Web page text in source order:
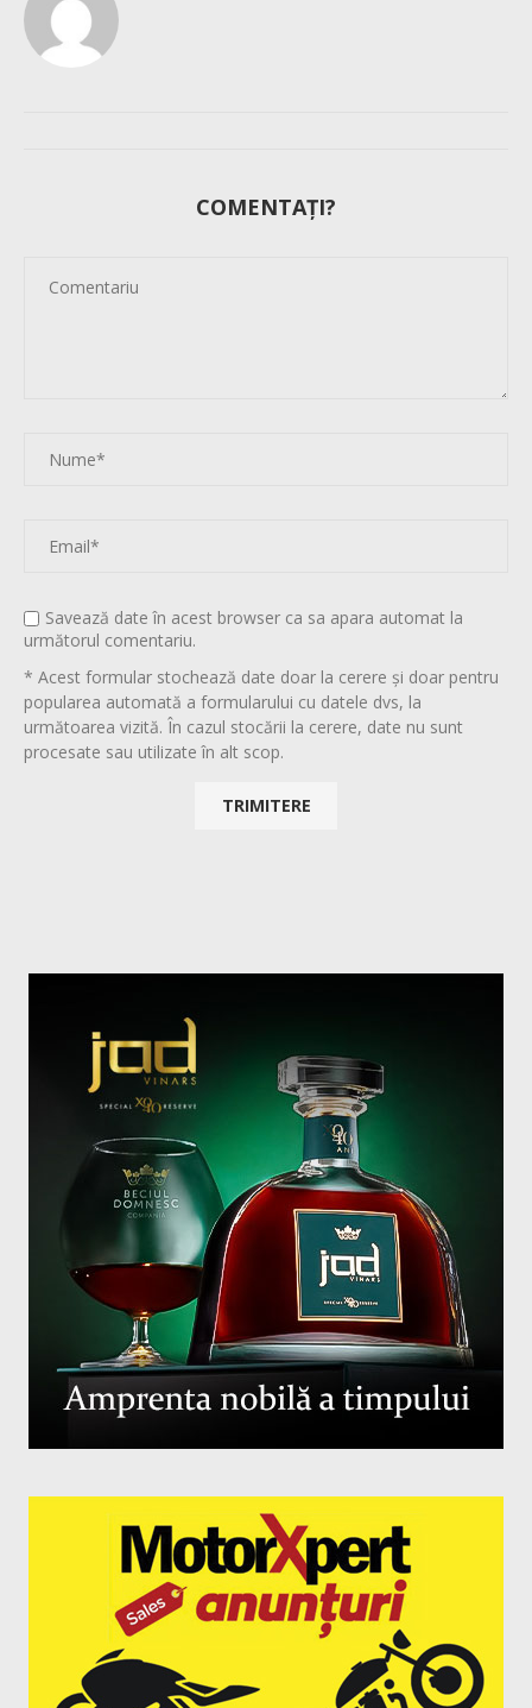
COMENTAȚI?
Savează date în acest browser ca sa apara automat la
următorul comentariu.
* Acest formular stochează date doar la cerere și doar pentru
popularea automată a formularului cu datele dvs, la
următoarea vizită. În cazul stocării la cerere, date nu sunt
procesate sau utilizate în alt scop.